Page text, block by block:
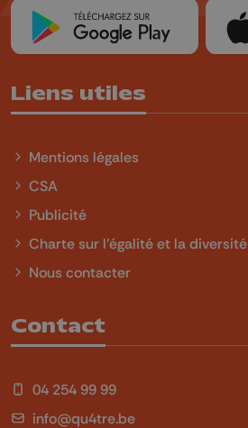
Liens utiles
Mentions légales
CSA
Publicité
Charte sur l'égalité et la diversité
Nous contacter
Contact
04 254 99 99
info@qu4tre.be